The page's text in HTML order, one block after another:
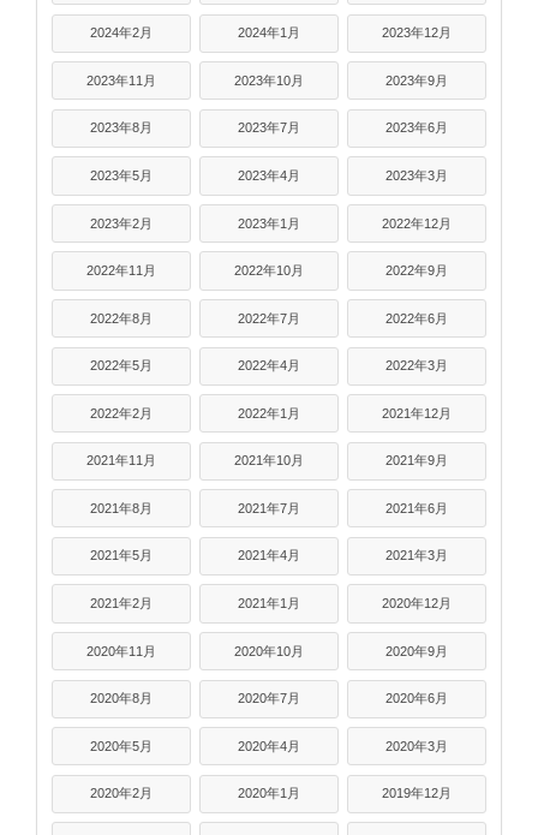
2024年2月 2024年1月 2023年12月
2023年11月 2023年10月 2023年9月
2023年8月 2023年7月 2023年6月
2023年5月 2023年4月 2023年3月
2023年2月 2023年1月 2022年12月
2022年11月 2022年10月 2022年9月
2022年8月 2022年7月 2022年6月
2022年5月 2022年4月 2022年3月
2022年2月 2022年1月 2021年12月
2021年11月 2021年10月 2021年9月
2021年8月 2021年7月 2021年6月
2021年5月 2021年4月 2021年3月
2021年2月 2021年1月 2020年12月
2020年11月 2020年10月 2020年9月
2020年8月 2020年7月 2020年6月
2020年5月 2020年4月 2020年3月
2020年2月 2020年1月 2019年12月